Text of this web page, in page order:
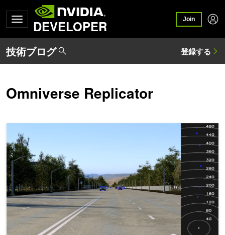
DEVELOPER Join
Omniverse Replicator
カメラを用いた自動運転用認識向けに、合成データで遠くの物